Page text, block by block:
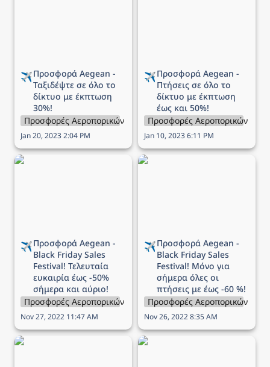
✈️
Ταξιδέψτε σε όλο το
δίκτυο με έκπτωση
30%!
Προσφορές Αεροπορικών Εταιρειών
Jan 20, 2023 2:04 PM
✈️Προσφορά Aegean -
Πτήσεις σε όλο το
δίκτυο με έκπτωση
έως και 50%!
Προσφορές Αεροπορικών
Jan 10, 2023 6:11 PM
Προσφορά Aegean -
✈️
Black Friday Sales
Festival! Τελευταία
ευκαιρία έως -50%
σήμερα και αύριο!
Προσφορές Αεροπορικών Εταιρειών
Nov 27, 2022 11:47 AM
Προσφορά Aegean -
✈️
Black Friday Sales
Festival! Μόνο για
σήμερα όλες οι
πτήσεις με έως -60 %!
Προσφορές Αεροπορικών
Nov 26, 2022 8:35 AM
Προσφορά Aegean -
Προσφορά Sky Express -